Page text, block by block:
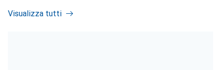
Visualizza tutti